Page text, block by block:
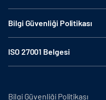
Bilgi Güvenliği Politikası
ISO 27001 Belgesi
Bilgi Güvenliği Politikası